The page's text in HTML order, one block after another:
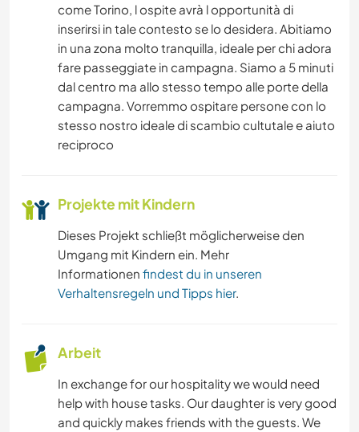
come Torino, l ospite avrà l opportunità di
inserirsi in tale contesto se lo desidera. Abitiamo
in una zona molto tranquilla, ideale per chi adora
fare passeggiate in campagna. Siamo a 5 minuti
dal centro ma allo stesso tempo alle porte della
campagna. Vorremmo ospitare persone con lo
stesso nostro ideale di scambio cultutale e aiuto
reciproco
Projekte mit Kindern
Dieses Projekt schließt möglicherweise den
Umgang mit Kindern ein. Mehr
Informationen findest du in unseren
Verhaltensregeln und Tipps hier.
Arbeit
In exchange for our hospitality we would need
help with house tasks. Our daughter is very good
and quickly makes friends with the guests. We